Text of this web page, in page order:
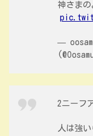
神さま
—
2ニーフ
人は強